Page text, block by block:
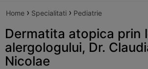
Home › Specialitati › Pediatrie
Dermatita atopica prin
alergologului, Dr.
Nicolae